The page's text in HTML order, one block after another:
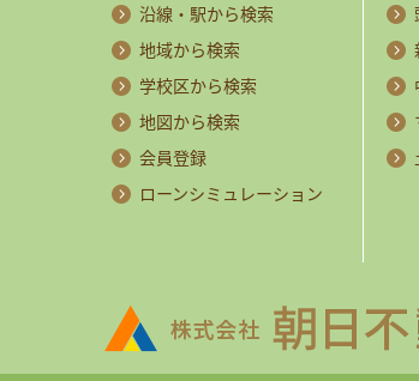
沿線・駅から検索
地域から検索
学校区から検索
地図から検索
会員登録
ローンシミュレーション